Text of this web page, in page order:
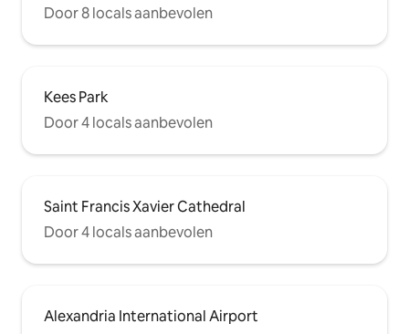
Door 8 locals aanbevolen
Kees Park
Door 4 locals aanbevolen
Saint Francis Xavier Cathedral
Door 4 locals aanbevolen
Alexandria International Airport